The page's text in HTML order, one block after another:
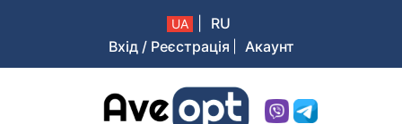
UA
RU
Вхід / Реєстрація
Акаунт
Aveopt – оптова дропшипінг платформа в Україні